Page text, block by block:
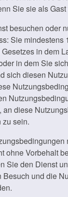
Sie sie als
besuchen oder
Sie mindestens
in dem
in dem Sie
sich diesen
an diese
zu sein.
ohne Vorbehalt
Sie den Dienst
Besuch und die